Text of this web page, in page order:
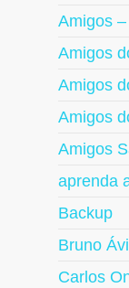
Amigos
Amigos
Amigos
Amigos
Amigos
aprenda
Backup
Bruno
Carlos